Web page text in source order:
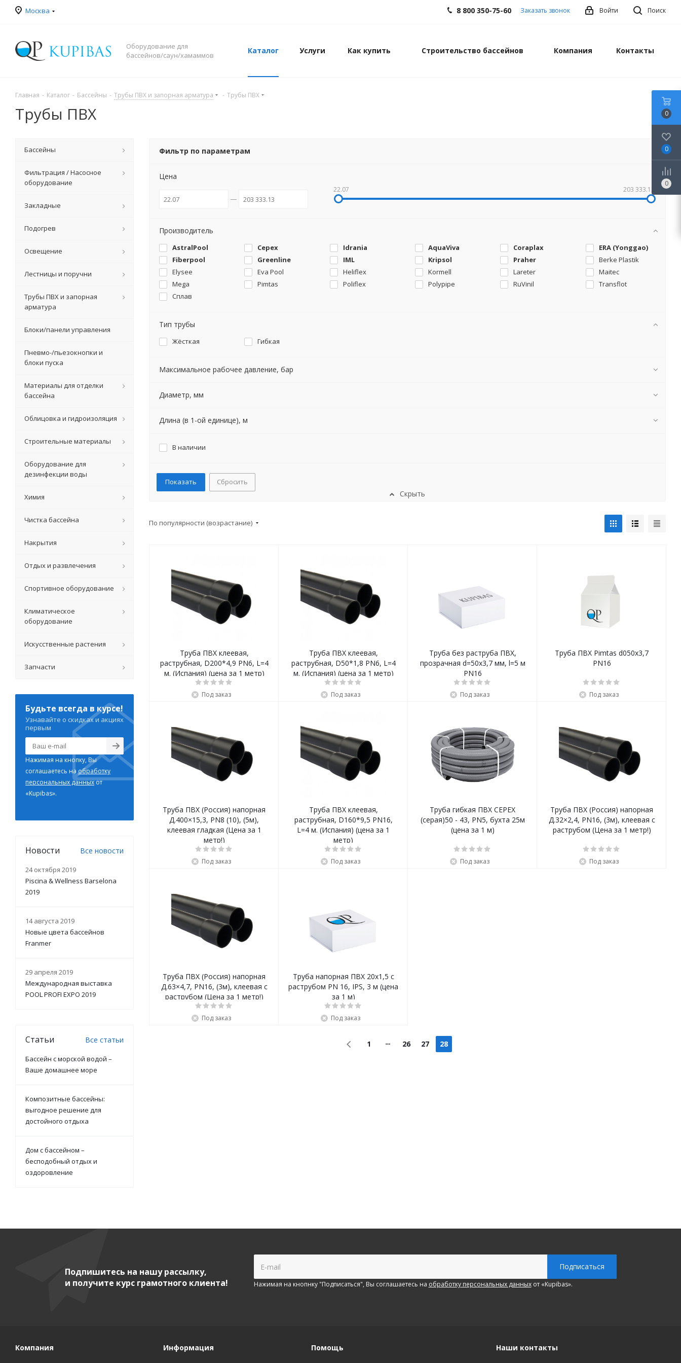
Москва Поиск
Войти
8 800 350-75-60 Заказать звонок
Оборудование для
бассейнов/саун/хамаммов
Каталог Услуги Как купить Строительство бассейнов Компания Контакты
Главная - Каталог - Бассейны - Трубы ПВХ и запорная арматура - Трубы ПВХ
Трубы ПВХ
Фильтр по параметрам
Цена
22.07 203 333.13
Производитель
AstralPool Cepex Idrania AquaViva Coraplax
ERA (Yonggao)
Fiberpool
Greenline IML Kripsol Praher
Berke Plastik
Elysee
Eva Pool Heliflex Kormell Lareter
Maitec
Mega
Pimtas Poliflex Polypipe RuVinil
Transflot
Сплав
Тип трубы
Жёсткая Гибкая
Максимальное рабочее давление, бар
Диаметр, мм
Длина (в 1-ой единице), м
В наличии
Сбросить
Скрыть
По популярности (возрастание)
Труба ПВХ клеевая,
раструбная, D200*4,9 PN6, L=4
м. (Испания) (цена за 1 метр)
Под заказ
Труба ПВХ клеевая,
раструбная, D50*1,8 PN6, L=4
м. (Испания) (цена за 1 метр)
Под заказ
Труба без раструба ПВХ,
прозрачная d=50х3,7 мм, l=5 м
PN16
Под заказ
Труба ПВХ Pimtas d050х3,7
PN16
Под заказ
Труба ПВХ (Россия) напорная
Д.400×15,3, PN8 (10), (5м),
клеевая гладкая (Цена за 1
метр!)
Под заказ
Труба ПВХ клеевая,
раструбная, D160*9,5 PN16,
L=4 м. (Испания) (цена за 1
метр)
Под заказ
Труба гибкая ПВХ CEPEX
(серая)50 - 43, PN5, бухта 25м
(цена за 1 м)
Под заказ
Труба ПВХ (Россия) напорная
Д.32×2,4, PN16, (3м), клеевая с
раструбом (Цена за 1 метр!)
Под заказ
Труба ПВХ (Россия) напорная
Д.63×4,7, PN16, (3м), клеевая с
раструбом (Цена за 1 метр!)
Под заказ
Труба напорная ПВХ 20х1,5 c
раструбом PN 16, IPS, 3 м (цена
за 1 м)
Под заказ
1 26 27 28
Бассейны
Фильтрация / Насосное
оборудование
Закладные
Подогрев
Освещение
Лестницы и поручни
Трубы ПВХ и запорная
арматура
Блоки/панели управления
Пневмо-/пьезокнопки и
блоки пуска
Материалы для отделки
бассейна
Облицовка и гидроизоляция
Строительные материалы
Оборудование для
дезинфекции воды
Химия
Чистка бассейна
Накрытия
Отдых и развлечения
Спортивное оборудование
Климатическое
оборудование
Искусственные растения
Запчасти
Будьте всегда в курсе!
Узнавайте о скидках и акциях
первым
Нажимая на кнопку, Вы
соглашаетесь наобработку
персональных данныхот
«Kupibas».
Новости Все новости
24 октября 2019
Piscina & Wellness Barselona
2019
14 августа 2019
Новые цвета бассейнов
Franmer
29 апреля 2019
Международная выставка
POOL PROFI EXPO 2019
Статьи Все статьи
Бассейн с морской водой –
Ваше домашнее море
Композитные бассейны:
выгодное решение для
достойного отдыха
Дом с бассейном –
бесподобный отдых и
оздоровление
Подпишитесь на нашу рассылку,
и получите курс грамотного клиента!
Нажимая на кнопнку "Подписаться", Вы соглашаетесь на обработку персональных данныхот «Kupibas».
Компания Информация Помощь Наши контакты
0
0
0